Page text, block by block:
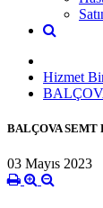
Hizmet
BALÇOVA
03 Mayıs 2023